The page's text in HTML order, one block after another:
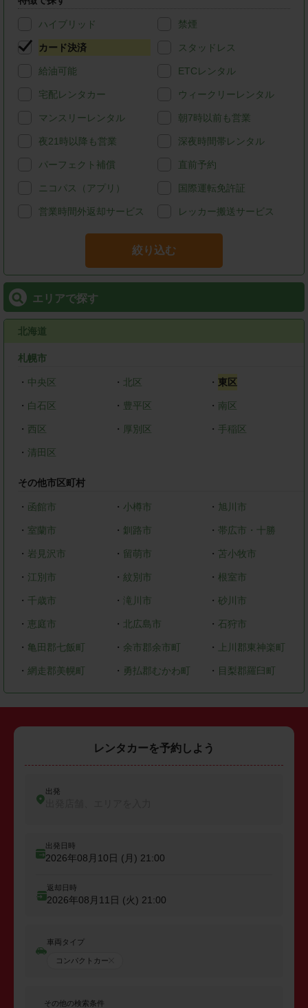
ハイブリッド 禁煙
カード決済 スタッドレス
給油可能 ETCレンタル
宅配レンタカー ウィークリーレンタル
マンスリーレンタル 朝7時以前も営業
夜21時以降も営業 深夜時間帯レンタル
パーフェクト補償 直前予約
ニコパス（アプリ） 国際運転免許証
営業時間外返却サービス レッカー搬送サービス
絞り込む
エリアで探す
北海道
札幌市
・ 中央区 ・ 北区 ・ 東区
・ 白石区 ・ 豊平区 ・ 南区
・ 西区 ・ 厚別区 ・ 手稲区
・ 清田区
その他市区町村
・ 函館市 ・ 小樽市 ・ 旭川市
・ 室蘭市 ・ 釧路市 ・ 帯広市・十勝
・ 岩見沢市 ・ 留萌市 ・苫小牧市
・ 江別市 ・ 紋別市 ・ 根室市
・ 千歳市 ・ 滝川市 ・砂川市
・ 恵庭市 ・ 北広島市 ・ 石狩市
・ 亀田郡七飯町 ・ 余市郡余市町 ・ 上川郡東神楽町
・ 網走郡美幌町 ・ 勇払郡むかわ町 ・ 目梨郡羅臼町
レンタカーを予約しよう
出発
出発日時
2026年08月10日 (月) 21:00
返却日時
2026年08月11日 (火) 21:00
車両タイプ
コンパクトカー
その他の検索条件